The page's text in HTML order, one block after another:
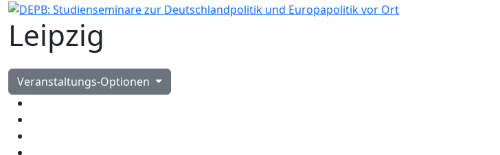
Leipzig
Veranstaltungs-Optionen